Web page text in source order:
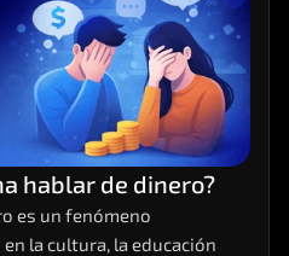
hablar de dinero?
es un fenómeno
la cultura, la educación